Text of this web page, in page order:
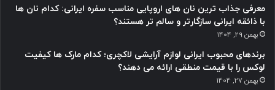
معرفی جذاب ترین نان های اروپایی مناسب سفره ایرانی: کدام نان ها
با ذائقه ایرانی سازگارتر و سالم تر هستند؟
بهمن 29, 1404
برندهای محبوب ایرانی لوازم آرایشی لاکچری؛ کدام مارک ها کیفیت
لوکس را با قیمت منطقی ارائه می دهند؟
بهمن 27, 1404